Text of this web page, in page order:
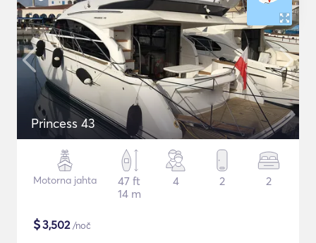
Princess 43
Motorna jahta
47 ft
14 m
4 2 2
$3,502/noč